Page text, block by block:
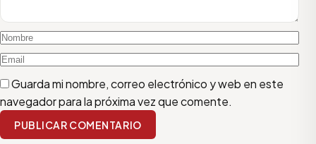
Guarda mi nombre, correo electrónico y web en este
navegador para la próxima vez que comente.
PUBLICAR COMENTARIO